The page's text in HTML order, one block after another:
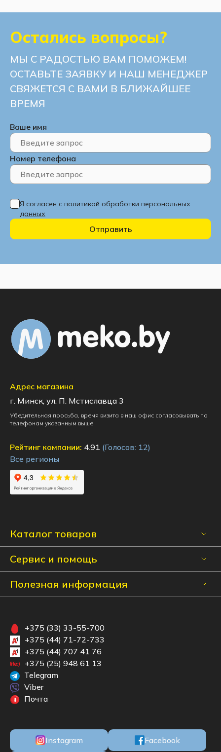
Остались вопросы?
МЫ С РАДОСТЬЮ ВАМ ПОМОЖЕМ!
ОСТАВЬТЕ ЗАЯВКУ И НАШ МЕНЕДЖЕР
СВЯЖЕТСЯ С ВАМИ В БЛИЖАЙШЕЕ
ВРЕМЯ
Ваше имя
Номер телефона
Я согласен с политикой обработки персональных
данных
Отправить
Каталог товаров
Сервис и помощь
Полезная информация
Адрес магазина
г. Минск, ул. П. Мстиславца 3
Убедительная просьба, время визита в наш офис согласовывать по
телефонам указанным выше
Рейтинг компании: 4.91 (Голосов: 12)
Все регионы
+375 (33) 33-55-700
+375 (44) 71-72-733
+375 (44) 707 41 76
+375 (25) 948 61 13
Telegram
Viber
Почта
Instagram Facebook